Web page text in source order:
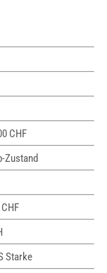
CHF
Zustand
Starke